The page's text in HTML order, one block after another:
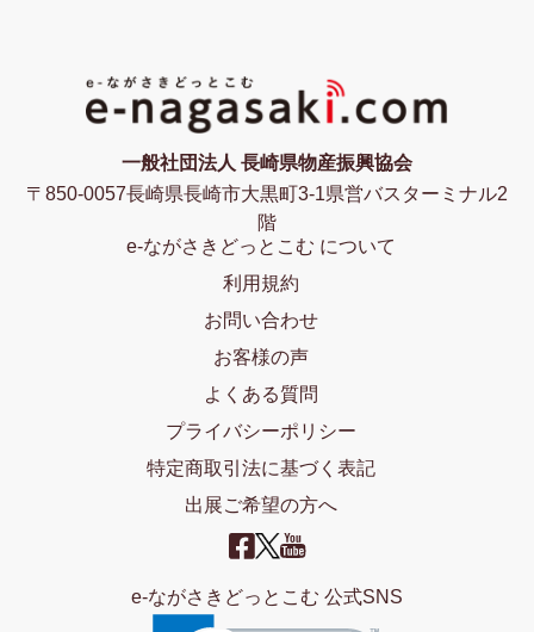
一般社団法人 長崎県物産振興協会
〒850-0057長崎県長崎市大黒町3-1県営バスターミナル2
階
e-ながさきどっとこむ について
利用規約
お問い合わせ
お客様の声
よくある質問
プライバシーポリシー
特定商取引法に基づく表記
出展ご希望の方へ
e-ながさきどっとこむ 公式SNS